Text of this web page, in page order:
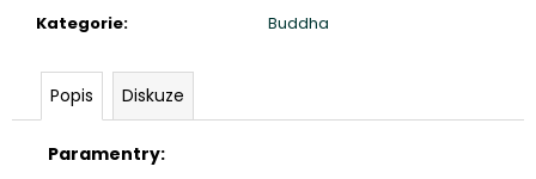
Kategorie: Buddha
Popis Diskuze
Paramentry:
850
Kč